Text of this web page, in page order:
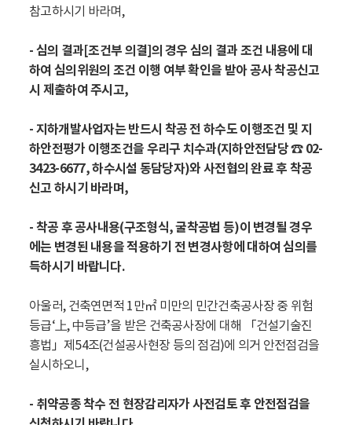
참고하시기 바라며,
- 심의 결과[조건부 의결]의 경우 심의 결과 조건 내용에 대
하여 심의위원의 조건 이행 여부 확인을 받아 공사 착공신고
시 제출하여 주시고,
- 지하개발사업자는 반드시 착공 전 하수도 이행조건 및 지
하안전평가 이행조건을 우리구 치수과(지하안전담당 ☎ 02-
3423-6677, 하수시설 동담당자)와 사전협의 완료 후 착공
신고 하시기 바라며,
- 착공 후 공사내용(구조형식, 굴착공법 등)이 변경될 경우
에는 변경된 내용을 적용하기 전 변경사항에 대하여 심의를
득하시기 바랍니다.
아울러, 건축연면적 1만㎡ 미만의 민간건축공사장 중 위험
등급‘上, 中등급’을 받은 건축공사장에 대해 「건설기술진
흥법」제54조(건설공사현장 등의 점검)에 의거 안전점검을
실시하오니,
- 취약공종 착수 전 현장감리자가 사전검토 후 안전점검을